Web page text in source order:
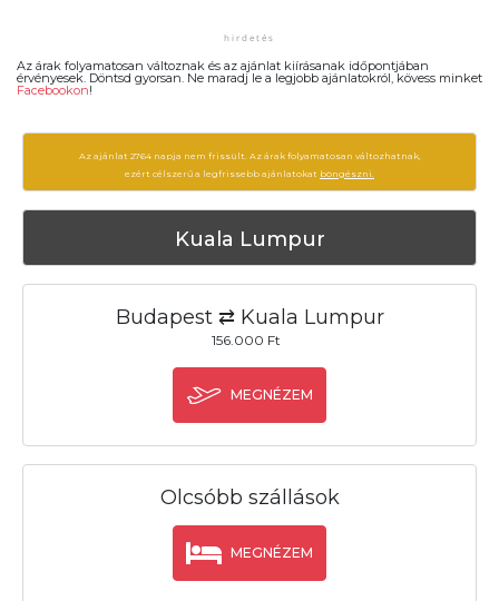
Az árak folyamatosan változnak és az ajánlat kiírásanak időpontjában
érvényesek. Döntsd gyorsan. Ne maradj le a legjobb ajánlatokról, kövess minket
Facebookon!
Az ajánlat 2764 napja nem frissült. Az árak folyamatosan változhatnak,
ezért célszerű a legfrissebb ajánlatokat böngészni.
Kuala Lumpur
Budapest ⇄ Kuala Lumpur
156.000 Ft
MEGNÉZEM
Olcsóbb szállások
MEGNÉZEM